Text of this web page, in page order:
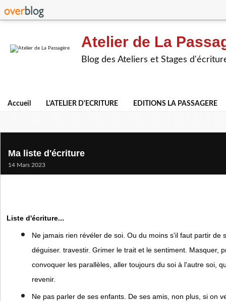
Atelier de La
Blog des Ateliers et Stages
Accueil L'ATELIER D'ECRITURE EDITIONS LA PASSAGERE
Ma liste d'écriture
14 Mars 2023
Liste d'écriture...
Ne jamais rien révéler de soi. Ou du moins s'il faut partir de
déguiser. travestir. Grimer le trait et le sentiment. Masquer,
convoquer les parallèles, aller toujours du soi à l'autre soi,
revenir.
Ne pas parler de ses enfants. De ses amis, non plus, si on